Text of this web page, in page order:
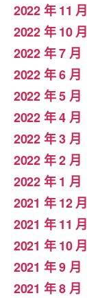
2022 年 11 月
2022 年 10 月
2022 年 7 月
2022 年 6 月
2022 年 5 月
2022 年 4 月
2022 年 3 月
2022 年 2 月
2022 年 1 月
2021 年 12 月
2021 年 11 月
2021 年 10 月
2021 年 9 月
2021 年 8 月